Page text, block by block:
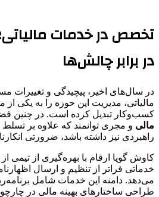
تخصص در خدمات
در برابر چالش‌ها
در سال‌های اخیر، پیچیدگی و تغییرات
مالیاتی، مدیریت این حوزه را به یکی
کسب‌وکار تبدیل کرده است. در چنین
مالی و مجری توانمند که علاوه بر تسلط
راهبردی نیز داشته باشد، ضرورتی
کاوش گویا ارقام با بهره‌گیری از تیمی
خدماتی فراتر از تنظیم و ارسال
می‌دهد. دامنه این خدمات شامل
طراحی ساختارهای بهینه مالی در